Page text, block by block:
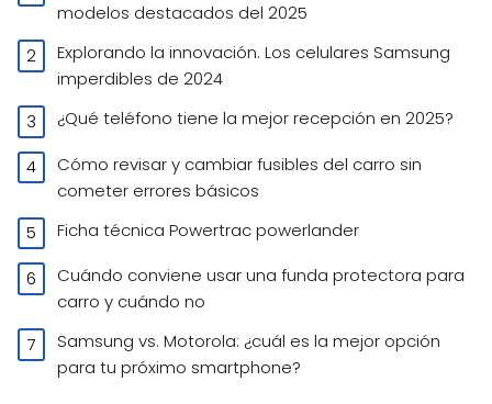
modelos destacados del 2025
Explorando la innovación. Los celulares Samsung
imperdibles de 2024
¿Qué teléfono tiene la mejor recepción en 2025?
Cómo revisar y cambiar fusibles del carro sin
cometer errores básicos
Ficha técnica Powertrac powerlander
Cuándo conviene usar una funda protectora para
carro y cuándo no
Samsung vs. Motorola: ¿cuál es la mejor opción
para tu próximo smartphone?